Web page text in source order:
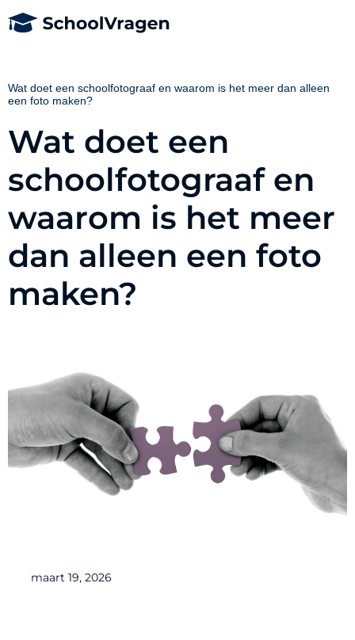
Wat doet een schoolfotograaf en waarom is het meer dan alleen
een foto maken?
Wat doet een
schoolfotograaf en
waarom is het meer
dan alleen een foto
maken?
maart 19, 2026